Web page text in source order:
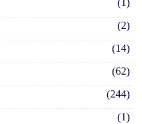
(2)
(14)
(62)
(244)
(1)